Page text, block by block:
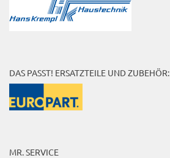
DAS PASST! ERSATZTEILE UND ZUBEHÖR:
MR. SERVICE